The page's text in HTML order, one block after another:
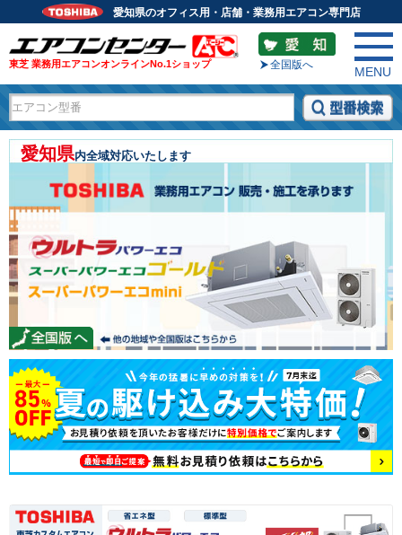
愛知県のオフィス用・店舗・業務用エアコン専門店
東芝 業務用エアコンオンラインNo.1ショップ 全国版へ
MENU
愛知県内全域対応いたします